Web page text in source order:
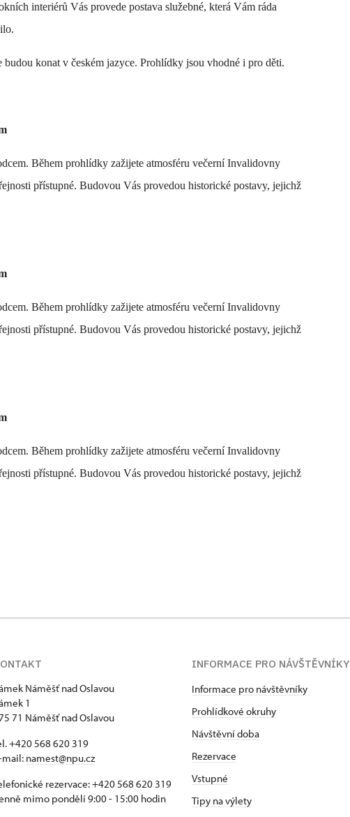
interiérů Vás provede postava služebné, která Vám ráda
konat v českém jazyce. Prohlídky jsou vhodné i pro děti.
Během prohlídky zažijete atmosféru večerní Invalidovny
přístupné. Budovou Vás provedou historické postavy, jejichž
Během prohlídky zažijete atmosféru večerní Invalidovny
přístupné. Budovou Vás provedou historické postavy, jejichž
Během prohlídky zažijete atmosféru večerní Invalidovny
přístupné. Budovou Vás provedou historické postavy, jejichž
Náměšť nad Oslavou
1
71 Náměšť nad Oslavou
+420 568 620 319
namest@npu.cz
rezervace: +420 568 620 319
mimo pondělí 9:00 - 15:00 hodin
INFORMACE PRO NÁVŠTĚVNÍKY
Informace pro návštěvníky
Prohlídkové okruhy
Návštěvní doba
Rezervace
Vstupné
Tipy na výlety